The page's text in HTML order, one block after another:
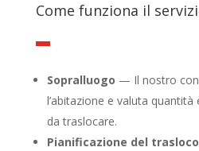
Come funziona il
Sopralluogo — Il nostro
l’abitazione e valuta
da traslocare.
Pianificazione del trasloco